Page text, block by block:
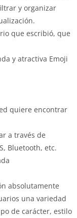
y organizar
que escribió, que
y atractiva Emoji
quiere encontrar
a través de
Bluetooth, etc.
absolutamente
una variedad
de carácter, estilo